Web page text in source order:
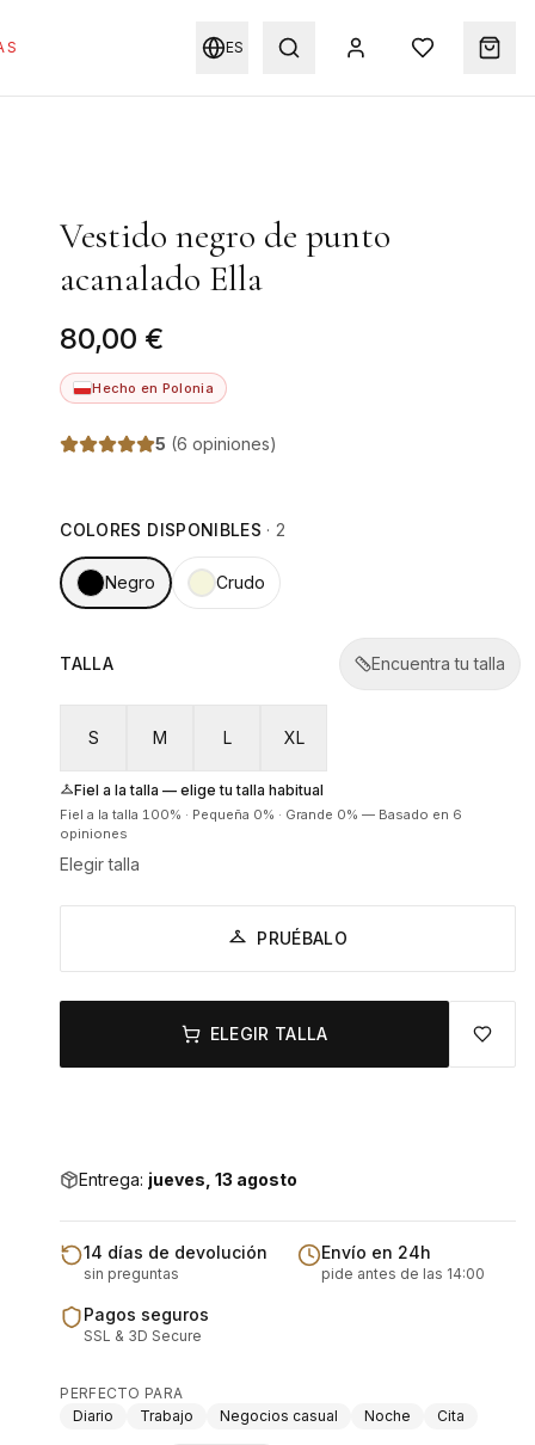
ES
Vestido negro de punto
acanalado Ella
80,00 €
Hecho en Polonia
5 (6 opiniones)
COLORES DISPONIBLES · 2
Negro Crudo
TALLA Encuentra tu talla
S M L XL
Fiel a la talla — elige tu talla habitual
Fiel a la talla 100% · Pequeña 0% · Grande 0% — Basado en 6
opiniones
Elegir talla
PRUÉBALO
ELEGIR TALLA
Entrega: jueves, 13 agosto
14 días de devolución
sin preguntas
Envío en 24h
pide antes de las 14:00
Pagos seguros
SSL & 3D Secure
PERFECTO PARA
Diario
Trabajo Negocios casual Noche Cita